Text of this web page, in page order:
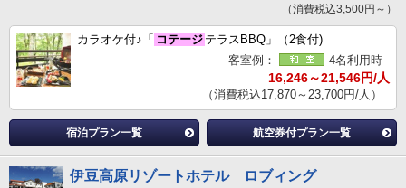
（消費税込3,500円～）
カラオケ付♪「 コテージ テラスBBQ」（2食付)
客室例：
4名利用時
16,246～21,546円/人
（消費税込17,870～23,700円/人）
宿泊プラン一覧 航空券付プラン一覧
伊豆高原リゾートホテル ロブィング